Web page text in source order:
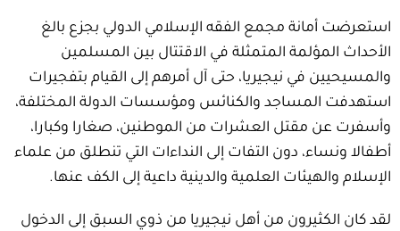
استعرضت أمانة مجمع الفقه الإسلامي الدولي بجزع بالغ
الأحداث المؤلمة المتمثلة في الاقتتال بين المسلمين
والمسيحيين في نيجيريا، حتى آل أمرهم إلى القيام بتفجيرات
استهدفت المساجد والكنائس ومؤسسات الدولة المختلفة،
وأسفرت عن مقتل العشرات من الموطنين، صغارا وكبارا،
أطفالا ونساء، دون التفات إلى النداءات التي تنطلق من علماء
الإسلام والهيئات العلمية والدينية داعية إلى الكف عنها.
لقد كان الكثيرون من أهل نيجيريا من ذوي السبق إلى الدخول